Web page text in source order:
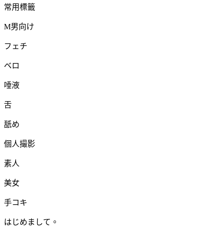
常用標籤
M男向け
フェチ
ベロ
唾液
舌
舐め
個人撮影
素人
美女
手コキ
はじめまして。